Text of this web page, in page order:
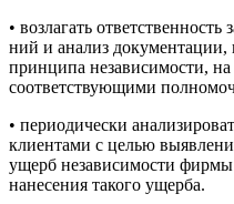
• возлагать
ний и анализ
принципа независимости,
соответству­ющими
• периодически
клиентами с целью
ущерб независимости
нанесения такого ущерба.